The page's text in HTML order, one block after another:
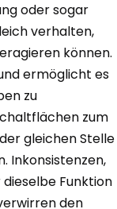
oder sogar
verhalten,
können.
ermöglicht es
zu
zum
gleichen Stelle
Inkonsistenzen,
Funktion
den